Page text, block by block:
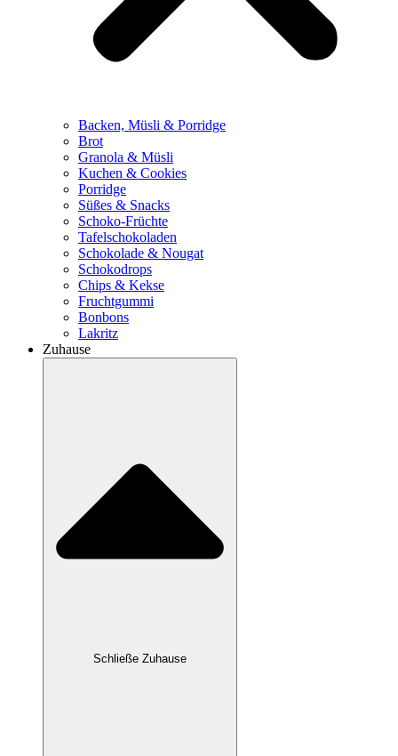
Backen, Müsli & Porridge
Brot
Granola & Müsli
Kuchen & Cookies
Porridge
Süßes & Snacks
Schoko-Früchte
Tafelschokoladen
Schokolade & Nougat
Schokodrops
Chips & Kekse
Fruchtgummi
Bonbons
Lakritz
Zuhause
Schließe Zuhause